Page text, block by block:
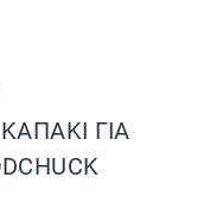
ΓΙΑ